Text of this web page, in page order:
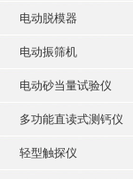
电动脱模器
电动振筛机
电动砂当量试验仪
多功能直读式测钙仪
轻型触探仪